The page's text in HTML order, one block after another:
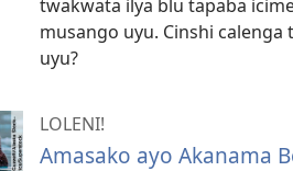
twakwata ilya blu tapaba
musango uyu. Cinshi
uyu?
LOLENI!
Amasako ayo Akanama